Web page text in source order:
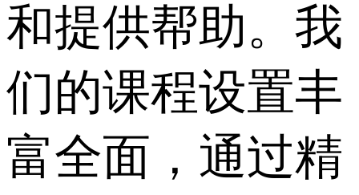
和提供帮助。我
们的课程设置丰
富全面，通过精